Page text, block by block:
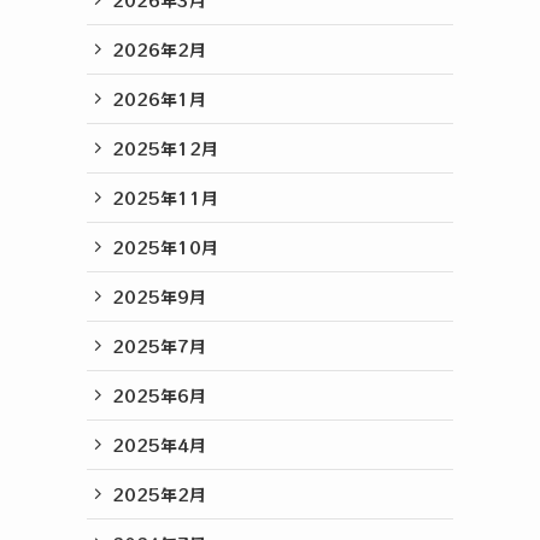
2026年2月
2026年1月
2025年12月
2025年11月
2025年10月
2025年9月
2025年7月
2025年6月
2025年4月
2025年2月